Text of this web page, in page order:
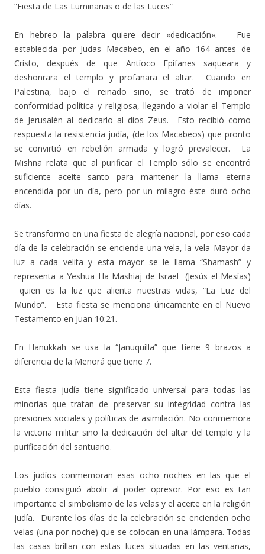
“Fiesta de Las Luminarias o de las Luces”
En hebreo la palabra quiere decir «dedicación». Fue
establecida por Judas Macabeo, en el año 164 antes de
Cristo, después de que Antíoco Epifanes saqueara y
deshonrara el templo y profanara el altar. Cuando en
Palestina, bajo el reinado sirio, se trató de imponer
conformidad política y religiosa, llegando a violar el Templo
de Jerusalén al dedicarlo al dios Zeus. Esto recibió como
respuesta la resistencia judía, (de los Macabeos) que pronto
se convirtió en rebelión armada y logró prevalecer. La
Mishna relata que al purificar el Templo sólo se encontró
suficiente aceite santo para mantener la llama eterna
encendida por un día, pero por un milagro éste duró ocho
días.
Se transformo en una fiesta de alegría nacional, por eso cada
día de la celebración se enciende una vela, la vela Mayor da
luz a cada velita y esta mayor se le llama “Shamash” y
representa a Yeshua Ha Mashiaj de Israel (Jesús el Mesías)
quien es la luz que alienta nuestras vidas, “La Luz del
Mundo”. Esta fiesta se menciona únicamente en el Nuevo
Testamento en Juan 10:21.
En Hanukkah se usa la “Januquilla” que tiene 9 brazos a
diferencia de la Menorá que tiene 7.
Esta fiesta judía tiene significado universal para todas las
minorías que tratan de preservar su integridad contra las
presiones sociales y políticas de asimilación. No conmemora
la victoria militar sino la dedicación del altar del templo y la
purificación del santuario.
Los judíos conmemoran esas ocho noches en las que el
pueblo consiguió abolir al poder opresor. Por eso es tan
importante el simbolismo de las velas y el aceite en la religión
judía. Durante los días de la celebración se encienden ocho
velas (una por noche) que se colocan en una lámpara. Todas
las casas brillan con estas luces situadas en las ventanas,